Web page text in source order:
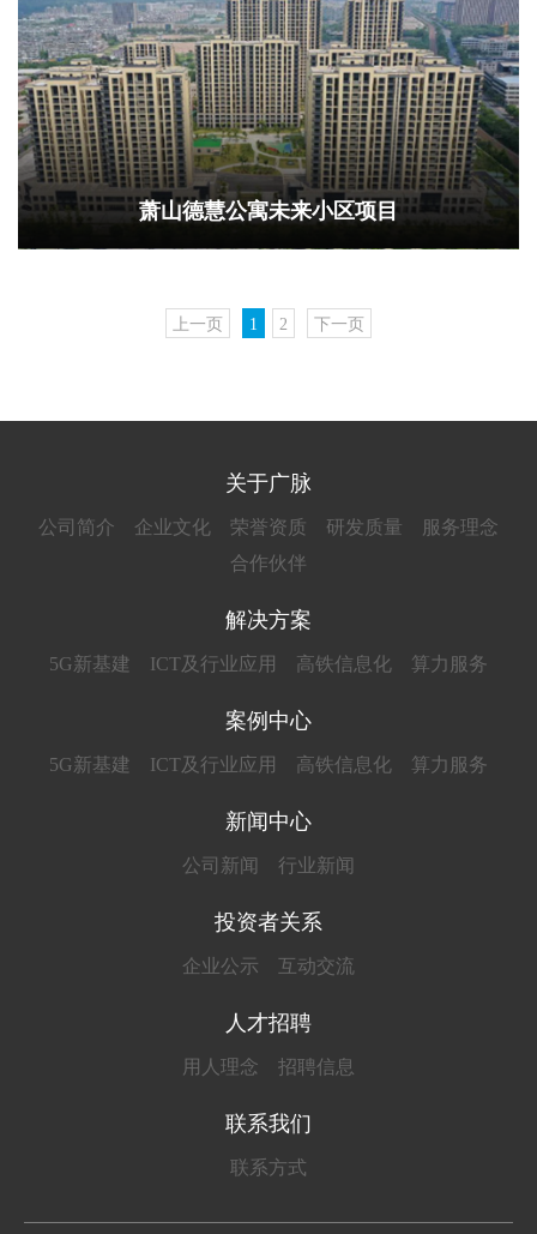
萧山德慧公寓未来小区项目
上一页 1 2 下一页
关于广脉
公司简介 企业文化 荣誉资质 研发质量
服务理念
合作伙伴
解决方案
5G新基建 ICT及行业应用 高铁信息化 算力服务
案例中心
5G新基建 ICT及行业应用 高铁信息化 算力服务
新闻中心
公司新闻 行业新闻
投资者关系
企业公示 互动交流
人才招聘
用人理念 招聘信息
联系我们
联系方式